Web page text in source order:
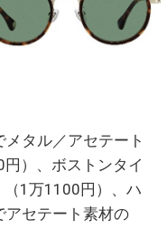
タル／アセテート
）、ボストンタイ
1万1100円）、ハ
アセテート素材の